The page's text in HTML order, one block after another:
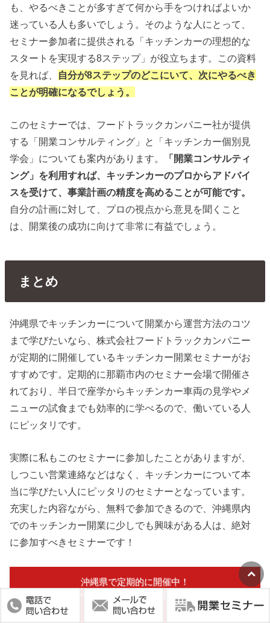
も、やるべきことが多すぎて何から手をつければよいか
迷っている人も多いでしょう。そのような人にとって、
セミナー参加者に提供される「キッチンカーの理想的な
スタートを実現する8ステップ」が役立ちます。この資料
を見れば、 自分が8ステップのどこにいて、次にやるべき
ことが明確になるでしょう。
このセミナーでは、フードトラックカンパニー社が提供
する「開業コンサルティング」と「キッチンカー個別見
学会」についても案内があります。
「開業コンサルティ
ング」を利用すれば、キッチンカーのプロからアドバイ
スを受けて、事業計画の精度を高めることが可能です。
自分の計画に対して、プロの視点から意見を聞くこと
は、開業後の成功に向けて非常に有益でしょう。
まとめ
沖縄県でキッチンカーについて開業から運営方法のコツ
まで学びたいなら、株式会社フードトラックカンパニー
が定期的に開催しているキッチンカー開業セミナーがお
すすめです。定期的に那覇市内のセミナー会場で開催さ
れており、半日で座学からキッチンカー車両の見学やメ
ニューの試食までも効率的に学べるので、働いている人
にピッタリです。
実際に私もこのセミナーに参加したことがありますが、
しつこい営業連絡などはなく、キッチンカーについて本
当に学びたい人にピッタリのセミナーとなっています。
充実した内容ながら、無料で参加できるので、沖縄県内
でのキッチンカー開業に少しでも興味がある人は、絶対
に参加すべきセミナーです！
沖縄県で定期的に開催中！
キッチンカー開業セミナーの詳細はこちらをクリッ
ク！